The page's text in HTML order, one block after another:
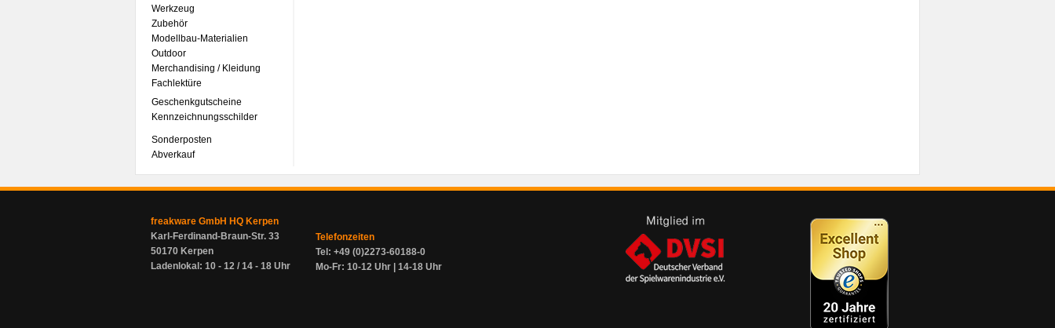
Werkzeug
Zubehör
Modellbau-Materialien
Outdoor
Merchandising / Kleidung
Fachlektüre
Geschenkgutscheine
Kennzeichnungsschilder
Sonderposten
Abverkauf
freakware GmbH HQ Kerpen
Karl-Ferdinand-Braun-Str. 33
50170 Kerpen
Ladenlokal: 10 - 12 / 14 - 18 Uhr
Telefonzeiten
Tel: +49 (0)2273-60188-0
Mo-Fr: 10-12 Uhr | 14-18 Uhr